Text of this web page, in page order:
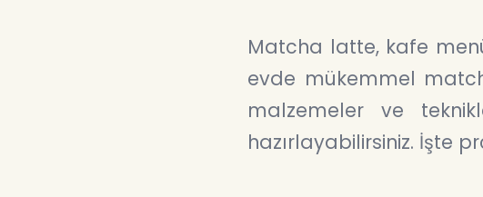
Matcha latte, kafe
evde mükemmel
malzemeler ve
hazırlayabilirsiniz. İşte